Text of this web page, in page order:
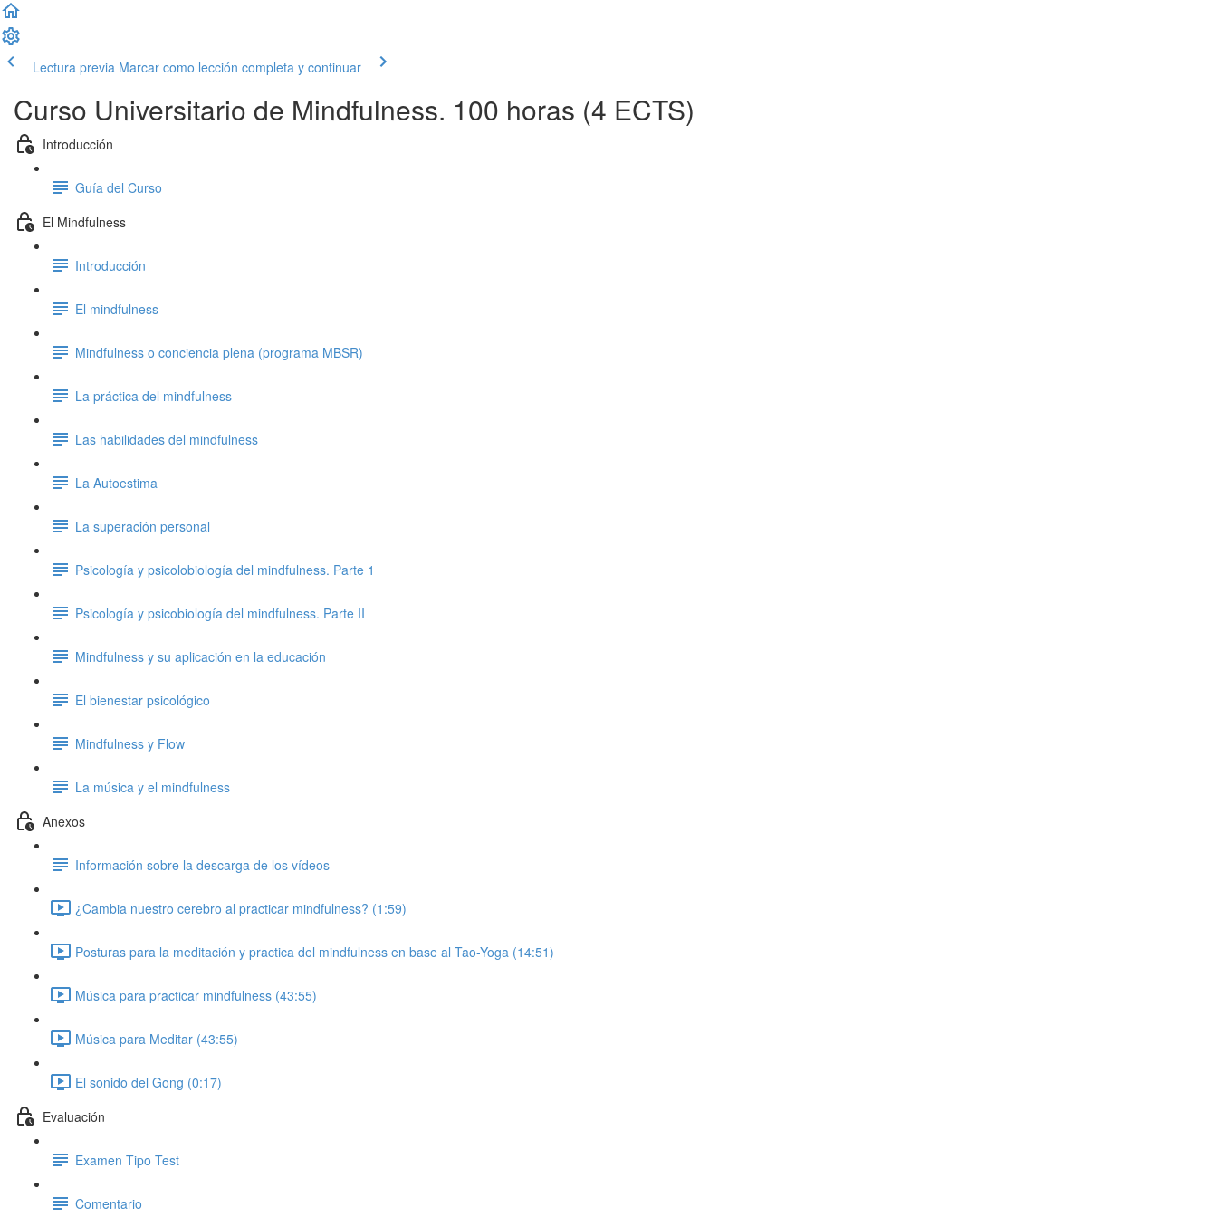
Lectura previa Marcar como lección completa y continuar
Curso Universitario de Mindfulness. 100 horas (4 ECTS)
Introducción
Guía del Curso
El Mindfulness
Introducción
El mindfulness
Mindfulness o conciencia plena (programa MBSR)
La práctica del mindfulness
Las habilidades del mindfulness
La Autoestima
La superación personal
Psicología y psicolobiología del mindfulness. Parte 1
Psicología y psicobiología del mindfulness. Parte II
Mindfulness y su aplicación en la educación
El bienestar psicológico
Mindfulness y Flow
La música y el mindfulness
Anexos
Información sobre la descarga de los vídeos
¿Cambia nuestro cerebro al practicar mindfulness? (1:59)
Posturas para la meditación y practica del mindfulness en base al Tao-Yoga (14:51)
Música para practicar mindfulness (43:55)
Música para Meditar (43:55)
El sonido del Gong (0:17)
Evaluación
Examen Tipo Test
Comentario